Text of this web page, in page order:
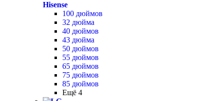
Hisense
100 дюймов
32 дюйма
40 дюймов
43 дюйма
50 дюймов
55 дюймов
65 дюймов
75 дюймов
85 дюймов
Ещё 4